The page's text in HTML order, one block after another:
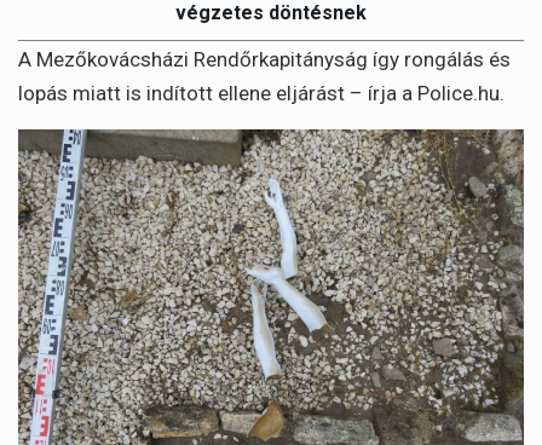
végzetes döntésnek
A Mezőkovácsházi Rendőrkapitányság így rongálás és
lopás miatt is indított ellene eljárást – írja a Police.hu.